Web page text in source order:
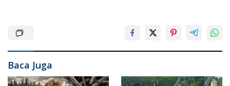
Baca Juga